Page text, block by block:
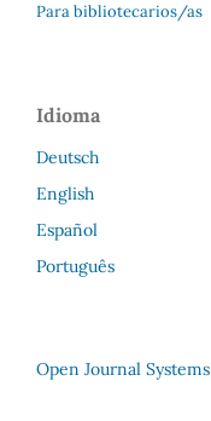
Para bibliotecarios/as
Idioma
Deutsch
English
Español
Português
Open Journal Systems